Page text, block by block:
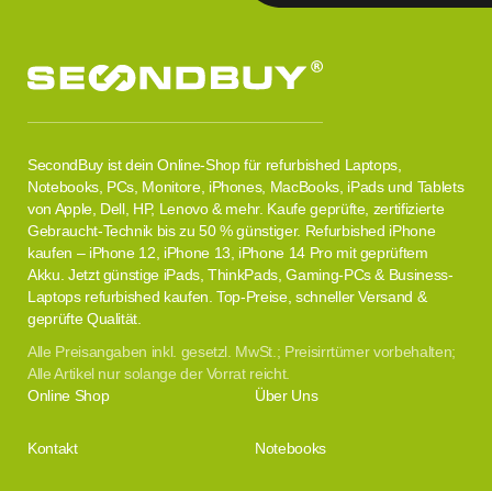
SecondBuy ist dein Online-Shop für refurbished Laptops,
Notebooks, PCs, Monitore, iPhones, MacBooks, iPads und Tablets
von Apple, Dell, HP, Lenovo & mehr. Kaufe geprüfte, zertifizierte
Gebraucht-Technik bis zu 50 % günstiger. Refurbished iPhone
kaufen – iPhone 12, iPhone 13, iPhone 14 Pro mit geprüftem
Akku. Jetzt günstige iPads, ThinkPads, Gaming-PCs & Business-
Laptops refurbished kaufen. Top-Preise, schneller Versand &
geprüfte Qualität.
Alle Preisangaben inkl. gesetzl. MwSt.; Preisirrtümer vorbehalten;
Alle Artikel nur solange der Vorrat reicht.
Online Shop Über Uns
Kontakt Notebooks